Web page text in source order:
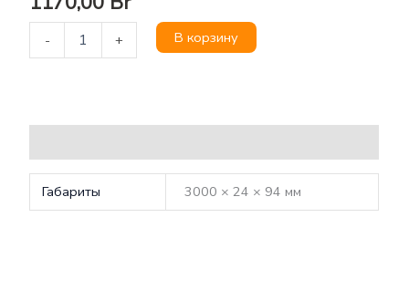
- + В корзину
Габариты 3000 × 24 × 94 мм